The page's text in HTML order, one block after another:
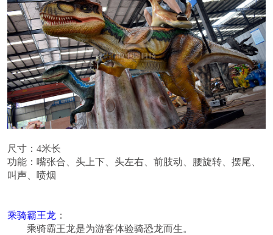
尺寸：4米长
功能： 嘴张合、头上下、头左右、前肢动、腰旋转、摆尾、
叫声、喷烟
乘骑霸王龙 ：
乘骑霸王龙是为游客体验骑恐龙而生。